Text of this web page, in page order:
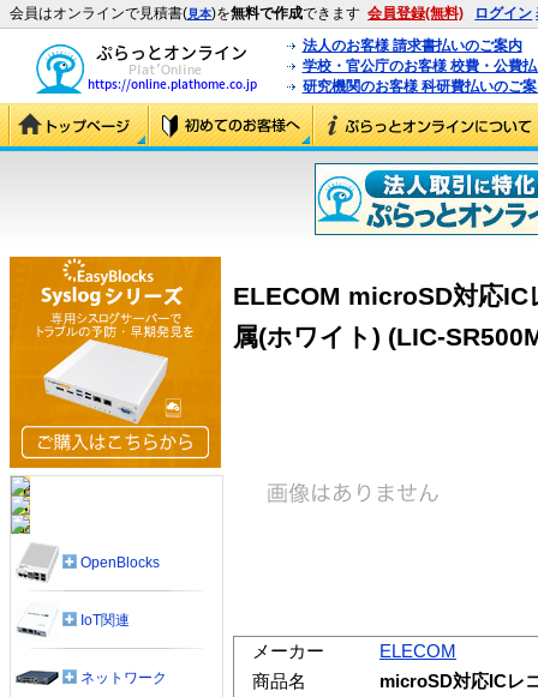
会員はオンラインで見積書(見本)を無料で作成できます 会員登録(無料) ログイン
法人のお客様 請求書払いのご案内
学校・官公庁のお客様 校費・公費
研究機関のお客様 科研費払いのご
ELECOM microSD対応
属(ホワイト) (LIC-
メーカー
ELECOM
商品名
microSD対応ICレ
OpenBlocks
IoT関連
ネットワーク